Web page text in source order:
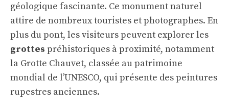
géologique fascinante. Ce monument naturel
attire de nombreux touristes et photographes. En
plus du pont, les visiteurs peuvent explorer les
grottes préhistoriques à proximité, notamment
la Grotte Chauvet, classée au patrimoine
mondial de l’UNESCO, qui présente des peintures
rupestres anciennes.